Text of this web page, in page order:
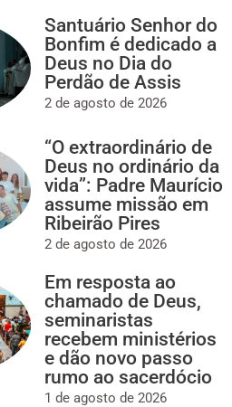
Santuário Senhor do
Bonfim é dedicado a
Deus no Dia do
Perdão de Assis
2 de agosto de 2026
“O extraordinário de
Deus no ordinário da
vida”: Padre Maurício
assume missão em
Ribeirão Pires
2 de agosto de 2026
Em resposta ao
chamado de Deus,
seminaristas
recebem ministérios
e dão novo passo
rumo ao sacerdócio
1 de agosto de 2026